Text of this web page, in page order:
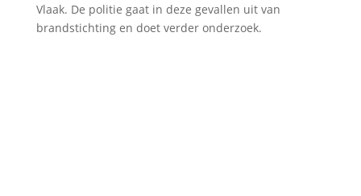
Vlaak. De politie gaat in deze gevallen uit van
brandstichting en doet verder onderzoek.